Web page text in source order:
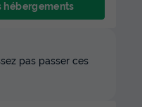
hébergements
pas passer ces